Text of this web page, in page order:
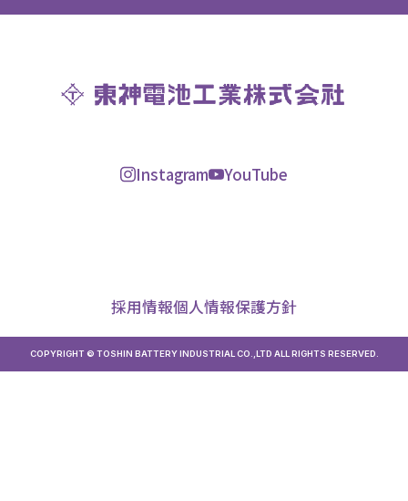
採用情報個人情報保護方針
Instagram YouTube
COPYRIGHT © TOSHIN BATTERY INDUSTRIAL CO.,LTD ALL RIGHTS RESERVED.